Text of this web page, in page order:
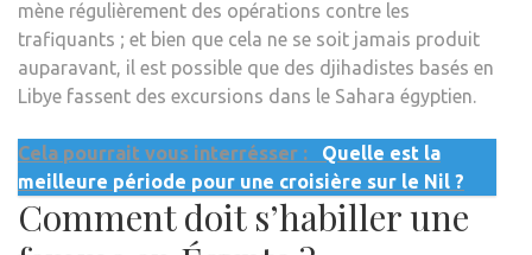
mène régulièrement des opérations contre les
trafiquants ; et bien que cela ne se soit jamais produit
auparavant, il est possible que des djihadistes basés en
Libye fassent des excursions dans le Sahara égyptien.
Cela pourrait vous interrésser :
Quelle est la
meilleure période pour une croisière sur le Nil ?
Comment doit s’habiller une